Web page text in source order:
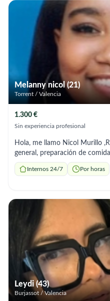
asistencia en actividades
de cada abuelo. Si gusta,
Melanny nicol (21)
Torrent / Valencia
1.300 €
Sin experiencia profesional
Hola, me llamo Nicol Murillo
general, preparación de
mayores. Seriedad y
necesites Soy trabajadora,
Internos 24/7 Por horas
Leydi (43)
Burjassot / Valencia